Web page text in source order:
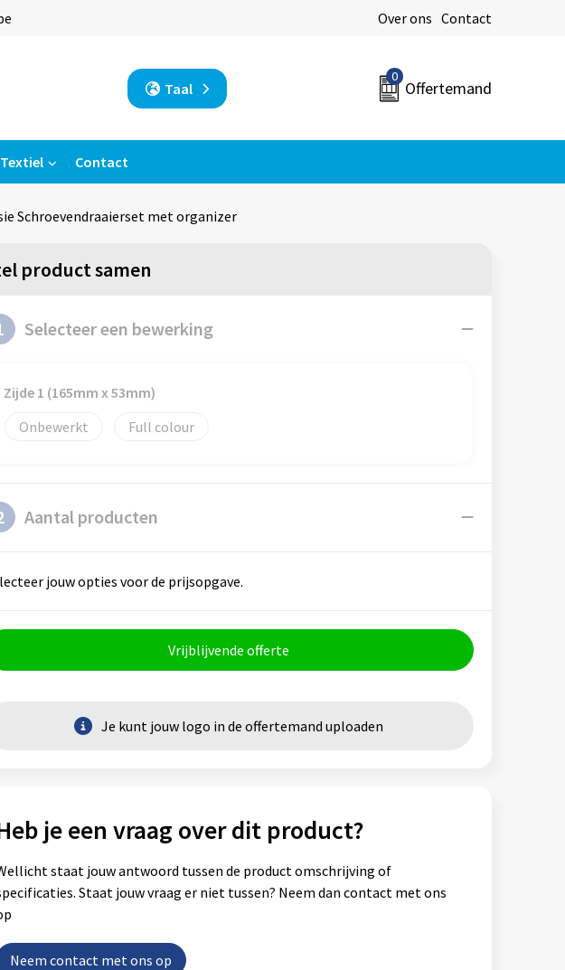
Over ons Contact
Taal
0
Offertemand
Textiel Contact
Schroevendraaierset met organizer
product samen
Selecteer een bewerking
Zijde 1 (165mm x 53mm)
Onbewerkt
Full colour
Aantal producten
jouw opties voor de prijsopgave.
Vrijblijvende offerte
Je kunt jouw logo in de offertemand uploaden
je een vraag over dit product?
staat jouw antwoord tussen de product omschrijving of
Staat jouw vraag er niet tussen? Neem dan contact met ons
Neem contact met ons op